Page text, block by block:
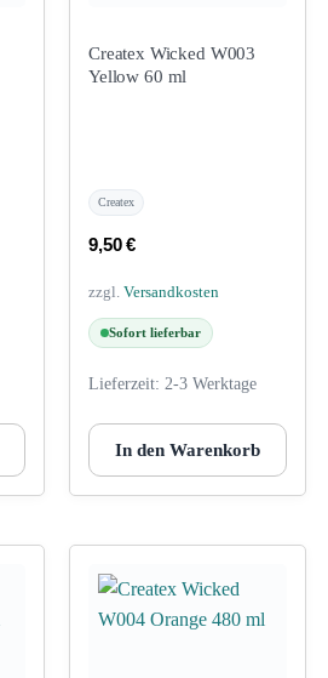
Createx Wicked W003
Yellow 60 ml
Createx
9,50€
zzgl. Versandkosten
Sofort lieferbar
Lieferzeit: 2-3 Werktage
In den Warenkorb